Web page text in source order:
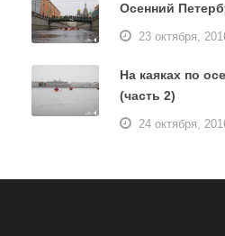
Осенний
23 октября,
На каяках по
(часть 2)
24 октября,